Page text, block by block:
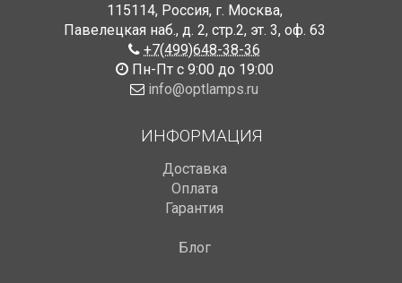
115114, Россия, г. Москва,
Павелецкая наб., д. 2, стр.2, эт. 3, оф. 63
+7(499)648-38-36
Пн-Пт с 9:00 до 19:00
info@optlamps.ru
ИНФОРМАЦИЯ
Доставка
Оплата
Гарантия
Блог